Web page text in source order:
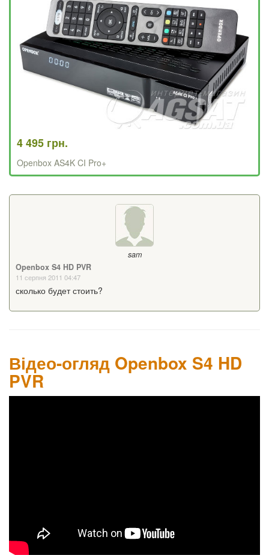
4 495 грн.
Openbox AS4K CI Pro+
sam
Openbox S4 HD PVR
11 серпня 2011 04:47
сколько будет стоить?
Відео-огляд Openbox S4 HD
PVR